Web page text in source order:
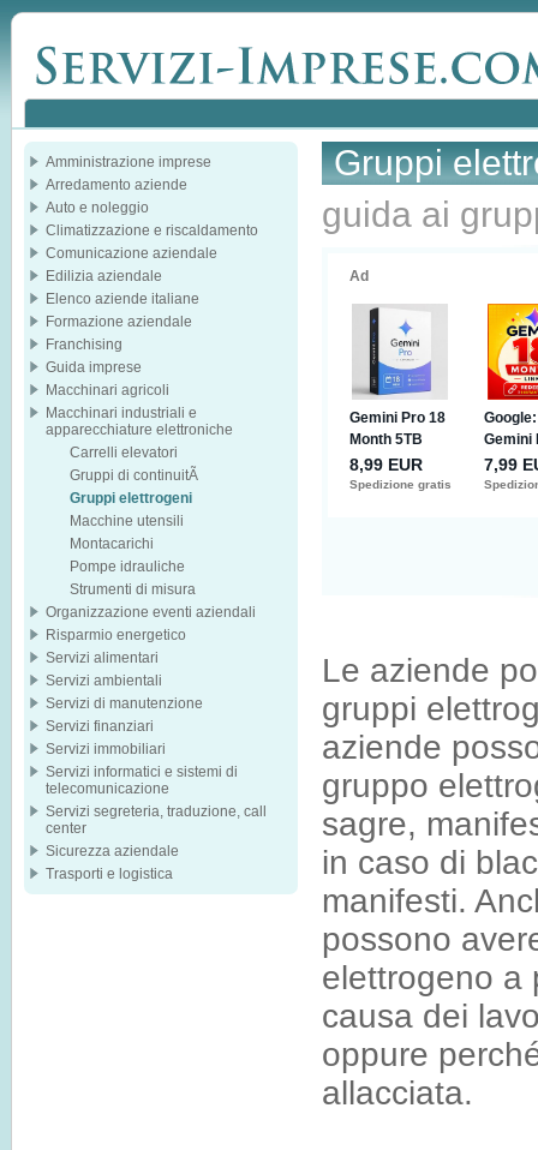
Gruppi
guida ai
Le aziende
gruppi
aziende
gruppo
sagre,
in caso di
manifesti.
possono
elettrogeno a
causa dei
oppure
allacciata.
Amministrazione imprese
Arredamento aziende
Auto e noleggio
Climatizzazione e riscaldamento
Comunicazione aziendale
Edilizia aziendale
Elenco aziende italiane
Formazione aziendale
Franchising
Guida imprese
Macchinari agricoli
Macchinari industriali e
apparecchiature elettroniche
Carrelli elevatori
Gruppi di continuitÃ
Gruppi elettrogeni
Macchine utensili
Montacarichi
Pompe idrauliche
Strumenti di misura
Organizzazione eventi aziendali
Risparmio energetico
Servizi alimentari
Servizi ambientali
Servizi di manutenzione
Servizi finanziari
Servizi immobiliari
Servizi informatici e sistemi di
telecomunicazione
Servizi segreteria, traduzione, call
center
Sicurezza aziendale
Trasporti e logistica